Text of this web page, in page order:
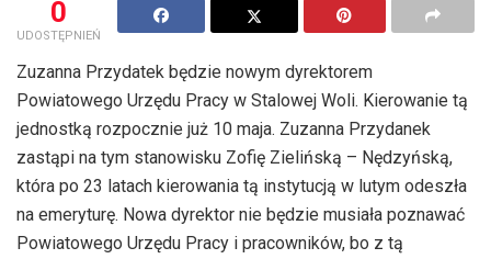
0
UDOSTĘPNIEŃ
Zuzanna Przydatek będzie nowym dyrektorem
Powiatowego Urzędu Pracy w Stalowej Woli. Kierowanie tą
jednostką rozpocznie już 10 maja. Zuzanna Przydanek
zastąpi na tym stanowisku Zofię Zielińską – Nędzyńską,
która po 23 latach kierowania tą instytucją w lutym odeszła
na emeryturę. Nowa dyrektor nie będzie musiała poznawać
Powiatowego Urzędu Pracy i pracowników, bo z tą